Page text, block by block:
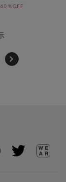
60％OFF